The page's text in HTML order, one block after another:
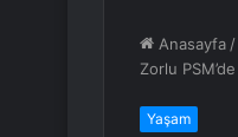
Anasayfa /
Zorlu PSM’de
Yaşam